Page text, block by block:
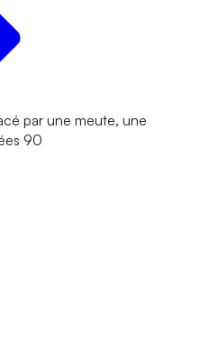
par une meute, une
90